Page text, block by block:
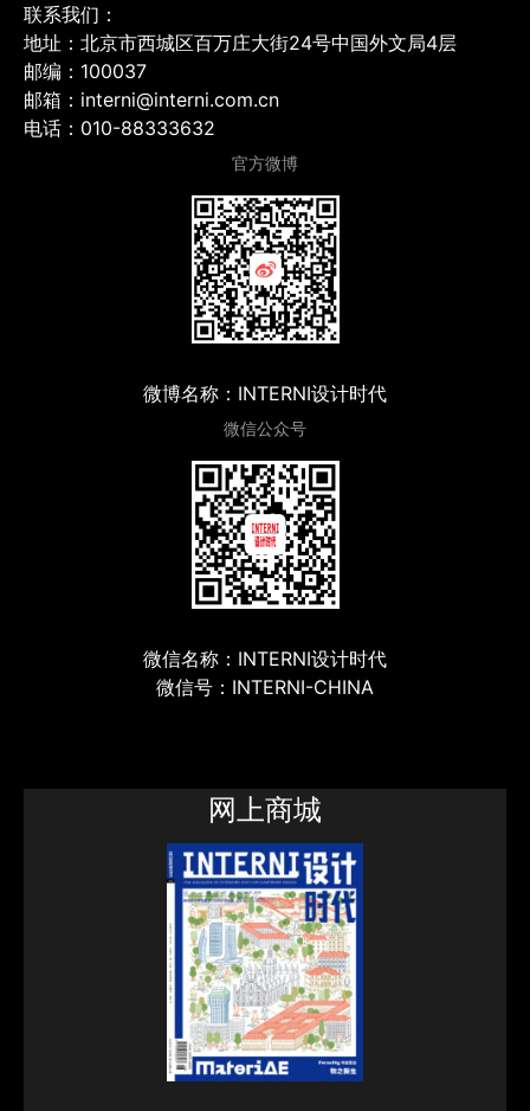
联系我们：
地址：北京市西城区百万庄大街24号中国外文局4层
邮编：100037
邮箱：interni@interni.com.cn
电话：010-88333632
官方微博
微博名称：INTERNI设计时代
微信公众号
微信名称：INTERNI设计时代
微信号：INTERNI-CHINA
网上商城